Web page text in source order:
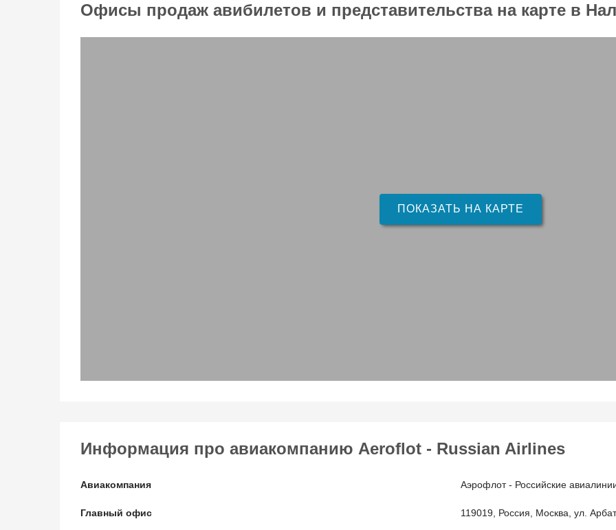
Офисы продаж авибилетов и представительства на карте в
ПОКАЗАТЬ НА КАРТЕ
Информация про авиакомпанию Aeroflot - Russian Airlines
Авиакомпания Аэрофлот - Российские
Главный офис 119019, Россия, Москва, ул.